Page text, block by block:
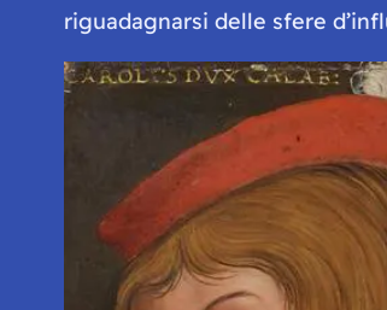
riguadagnarsi delle sfere